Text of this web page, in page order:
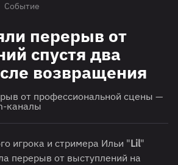
Событие
перерыв от
спустя два
возвращения
от профессиональной сцены —
каналы
игрока и стримера Ильи "Lil"
перерыв от выступлений на